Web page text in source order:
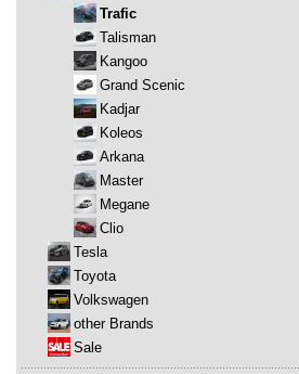
Trafic
Talisman
Kangoo
Grand Scenic
Kadjar
Koleos
Arkana
Master
Megane
Clio
Tesla
Toyota
Volkswagen
other Brands
Sale